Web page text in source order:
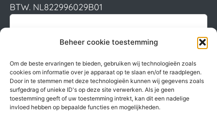
Beheer cookie toestemming
Om de beste ervaringen te bieden, gebruiken wij technologieën zoals
cookies om informatie over je apparaat op te slaan en/of te raadplegen.
Door in te stemmen met deze technologieën kunnen wij gegevens zoals
surfgedrag of unieke ID's op deze site verwerken. Als je geen
toestemming geeft of uw toestemming intrekt, kan dit een nadelige
invloed hebben op bepaalde functies en mogelijkheden.
BTW. NL822996029B01